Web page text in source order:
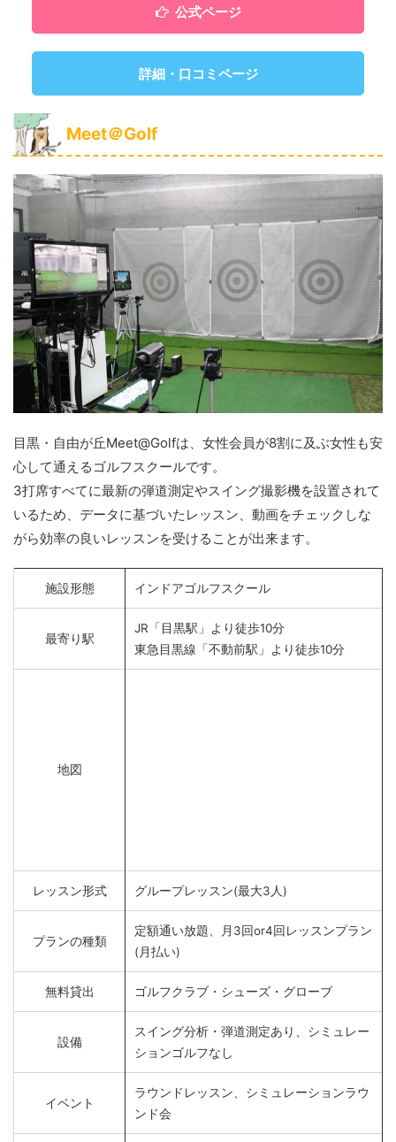
公式ページ
詳細・口コミページ
Meet＠Golf
目黒・自由が丘Meet@Golfは、女性会員が8割に及ぶ女性も安
心して通えるゴルフスクールです。
3打席すべてに最新の弾道測定やスイング撮影機を設置されて
いるため、データに基づいたレッスン、動画をチェックしな
がら効率の良いレッスンを受けることが出来ます。
施設形態 インドアゴルフスクール
最寄り駅
JR「目黒駅」より徒歩10分
東急目黒線「不動前駅」より徒歩10分
地図
レッスン形式 グループレッスン(最大3人)
プランの種類
定額通い放題、月3回or4回レッスンプラン
(月払い)
無料貸出 ゴルフクラブ・シューズ・グローブ
設備
スイング分析・弾道測定あり、シミュレー
ションゴルフなし
イベント
ラウンドレッスン、シミュレーションラウ
ンド会